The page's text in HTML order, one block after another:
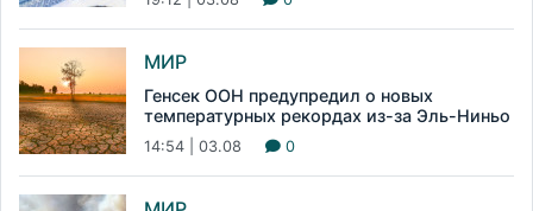
МИР
Генсек ООН предупредил о новых
температурных рекордах из-за Эль-Ниньо
14:54 | 03.08 0